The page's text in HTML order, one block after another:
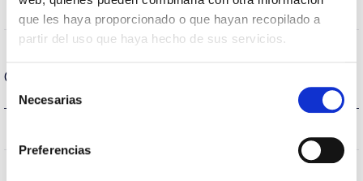
que les haya proporcionado o que hayan recopilado a
partir del uso que haya hecho de sus servicios.
Selección
Necesarias
Preferencias
CRI Índice de repr. cromática 80
Carcaça e Acabamento